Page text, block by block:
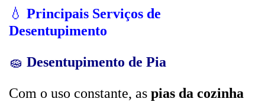
💧 Principais Serviços de
Desentupimento
🧽 Desentupimento de Pia
Com o uso constante, as pias da cozinha